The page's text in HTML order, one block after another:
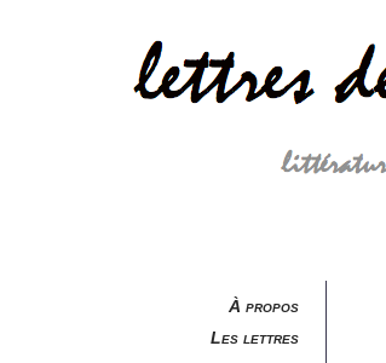
À propos
Les lettres